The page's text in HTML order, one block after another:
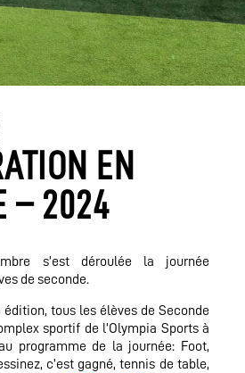
EN
– 2024
s’est déroulée la journée
de seconde.
tous les élèves de Seconde
sportif de l’Olympia Sports à
programme de la journée: Foot,
c’est gagné, tennis de table,